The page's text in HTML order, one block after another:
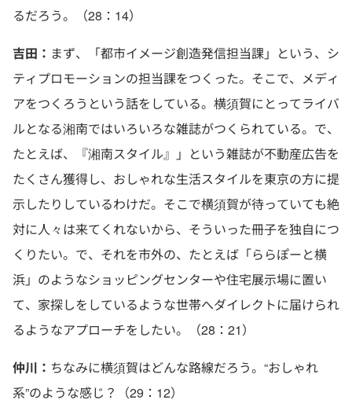
るだろう。（28：14）
吉田： まず、「都市イメージ創造発信担当課」という、シ
ティプロモーションの担当課をつくった。そこで、メディ
アをつくろうという話をしている。横須賀にとってライバ
ルとなる湘南ではいろいろな雑誌がつくられている。で、
たとえば、『湘南スタイル』」という雑誌が不動産広告を
たくさん獲得し、おしゃれな生活スタイルを東京の方に提
示したりしているわけだ。そこで横須賀が待っていても絶
対に人々は来てくれないから、そういった冊子を独自につ
くりたい。で、それを市外の、たとえば「ららぽーと横
浜」のようなショッピングセンターや住宅展示場に置い
て、家探しをしているような世帯へダイレクトに届けられ
るようなアプローチをしたい。（28：21）
仲川： ちなみに横須賀はどんな路線だろう。“おしゃれ
系”のような感じ？（29：12）